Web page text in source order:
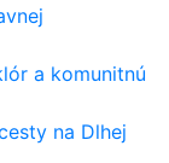
a komunitnú
na Dlhej